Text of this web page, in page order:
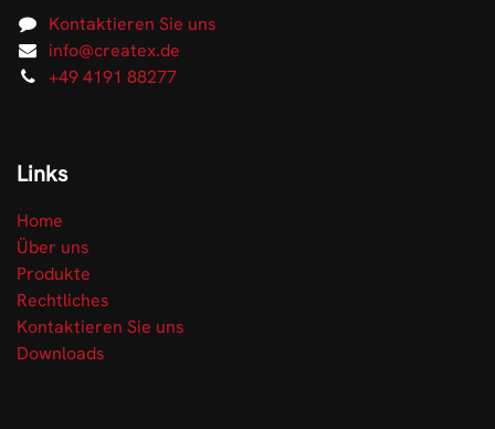
Kontaktieren Sie uns
info@createx.de
+49 4191 88277
Links
Home
Über uns
Produkte
Rechtliches
Kontaktieren Sie uns
Downloads